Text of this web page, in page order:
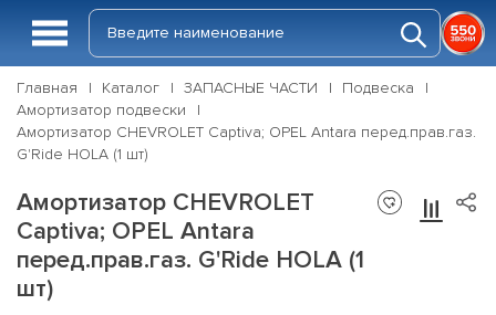
Главная Каталог ЗАПАСНЫЕ ЧАСТИ
Подвеска
Амортизатор подвески
Амортизатор CHEVROLET Captiva; OPEL Antara перед.прав.газ.
G'Ride HOLA (1 шт)
Амортизатор CHEVROLET
Captiva; OPEL Antara
перед.прав.газ. G'Ride HOLA (1
шт)